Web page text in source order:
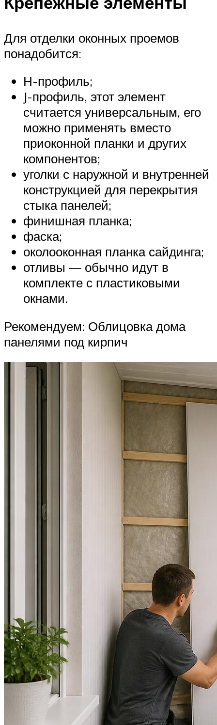
Для отделки оконных проемов
понадобится:
Н-профиль;
J-профиль, этот элемент
считается универсальным, его
можно применять вместо
приоконной планки и других
компонентов;
уголки с наружной и внутренней
конструкцией для перекрытия
стыка панелей;
финишная планка;
фаска;
околооконная планка сайдинга;
отливы — обычно идут в
комплекте с пластиковыми
окнами.
Рекомендуем: Облицовка дома
панелями под кирпич